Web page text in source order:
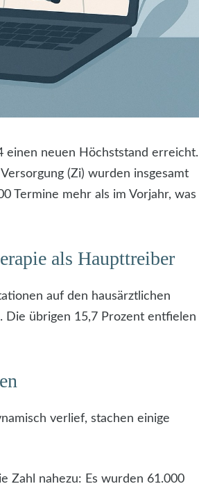
einen neuen Höchststand erreicht.
(Zi) wurden insgesamt
Termine mehr als im Vorjahr, was
als Haupttreiber
auf den hausärztlichen
Die übrigen 15,7 Prozent entfielen
verlief, stachen einige
Zahl nahezu: Es wurden 61.000